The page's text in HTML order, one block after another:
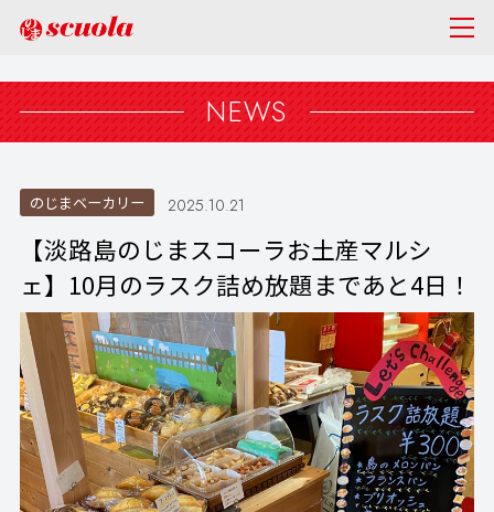
NEWS
のじまベーカリー 2025.10.21
【淡路島のじまスコーラお土産マルシ
ェ】10月のラスク詰め放題まであと4日！